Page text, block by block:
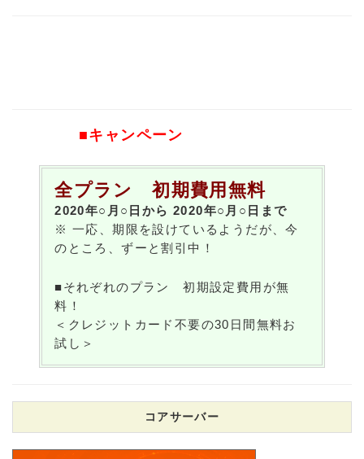
■キャンペーン
全プラン 初期費用無料
2020年○月○日から 2020年○月○日まで
※ 一応、期限を設けているようだが、今
のところ、ずーと割引中！
■それぞれのプラン 初期設定費用が無
料！
＜クレジットカード不要の30日間無料お
試し＞
コアサーバー